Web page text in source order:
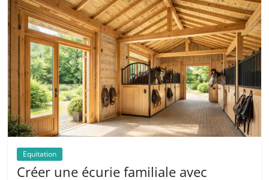
Equitation
Créer une écurie familiale avec